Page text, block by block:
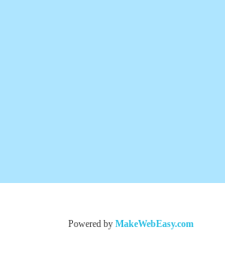
Powered by MakeWebEasy.com